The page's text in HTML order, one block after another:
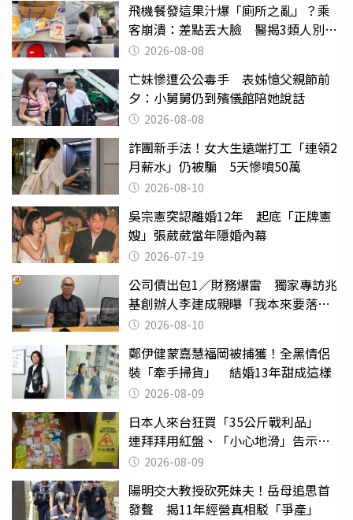
飛機餐發這果汁爆「廁所之亂」？乘
客崩潰：差點丟大臉 醫揭3類人別亂
喝 2026-08-08
亡妹慘遭公公毒手 表姊憶父親節前
夕：小舅舅仍到殯儀館陪她說話
2026-08-08
詐團新手法！女大生遠端打工「連領2
月薪水」仍被騙 5天慘噴50萬
2026-08-10
吳宗憲突認離婚12年 起底「正牌憲
嫂」張葳葳當年隱婚內幕
2026-07-19
公司債出包1／財務爆雷 獨家專訪兆
基創辦人李建成親曝「我本來要落
跑」2026-08-10
鄭伊健蒙嘉慧福岡被捕獲！全黑情侶
裝「牽手掃貨」 結婚13年甜成這樣
2026-08-09
日本人來台狂買「35公斤戰利品」
連拜拜用紅盤、「小心地滑」告示牌
也帶回家
2026-08-09
陽明交大教授砍死妹夫！岳母追思首
發聲 揭11年經營真相駁「爭產」